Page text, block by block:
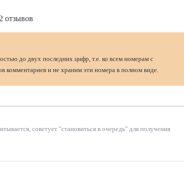
отзывов
до двух последних цифр, т.е. ко всем номерам с
и не храним эти номера в полном виде.
советует "становиться в очередь" для получения